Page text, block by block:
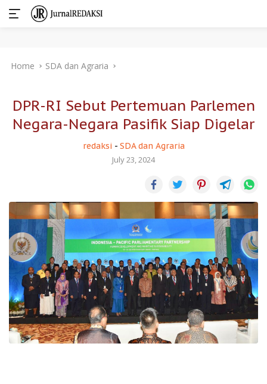
Home SDA dan Agraria
DPR-RI Sebut Pertemuan Parlemen
Negara-Negara Pasifik Siap Digelar
redaksi - SDA dan Agraria
July 23, 2024